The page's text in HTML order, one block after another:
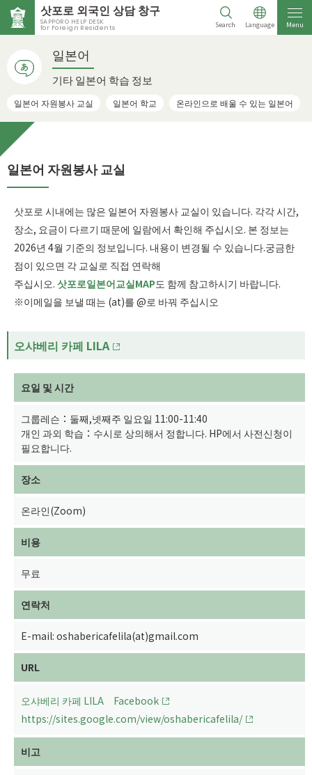
삿포로 외국인 상담 창구
SAPPORO HELP DESK
for Foreign Residents Search Language Menu
일본어
기타 일본어 학습 정보
일본어 자원봉사 교실 일본어 학교 온라인으로 배울 수 있는 일본어
일본어 자원봉사 교실
삿포로 시내에는 많은 일본어 자원봉사 교실이 있습니다. 각각 시간,
장소, 요금이 다르기 때문에 일람에서 확인해 주십시오. 본 정보는
2026년 4월 기준의 정보입니다. 내용이 변경될 수 있습니다.궁금한
점이 있으면 각 교실로 직접 연락해
주십시오. 삿포로일본어교실MAP도 함께 참고하시기 바랍니다.
※이메일을 보낼 때는 (at)를 @로 바꿔 주십시오
오샤베리 카페 LILA
요일 및 시간
그룹레슨：둘째,넷째주 일요일 11:00-11:40
개인 과외 학습：수시로 상의해서 정합니다. HP에서 사전신청이
필요합니다.
장소
온라인(Zoom)
비용
무료
연락처
E-mail: oshabericafelila(at)gmail.com
URL
오샤베리 카페 LILA Facebook
https://sites.google.com/view/oshabericafelila/
비고